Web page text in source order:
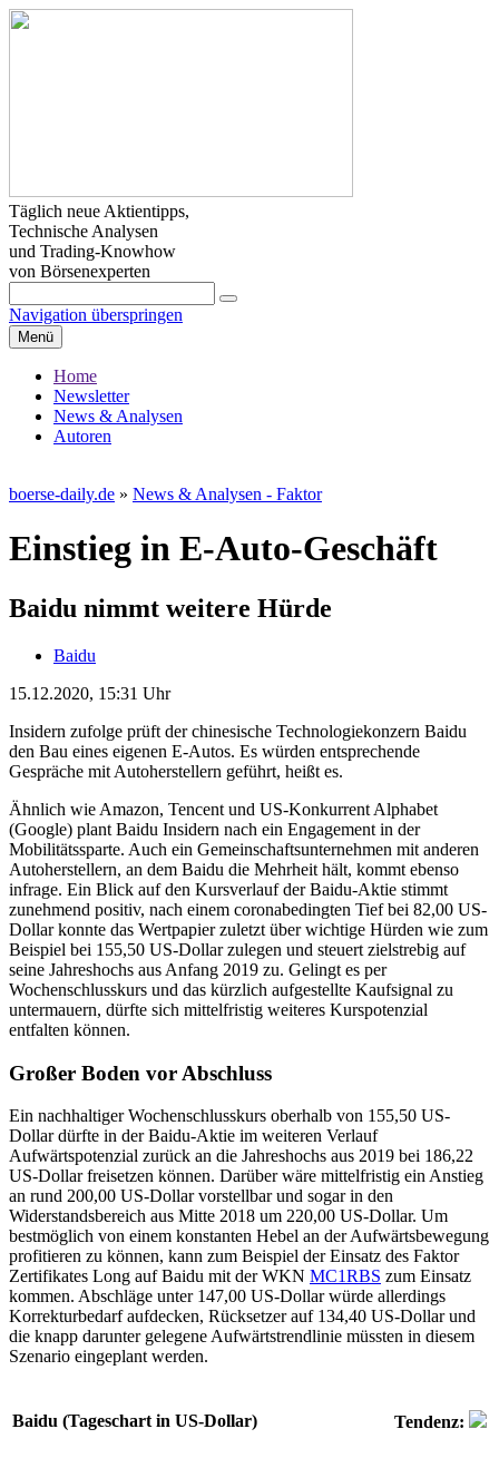
Täglich neue Aktientipps,
Technische Analysen
und Trading-Knowhow
von Börsenexperten
Navigation überspringen
Menü
Home
Newsletter
News & Analysen
Autoren
boerse-daily.de » News & Analysen - Faktor
Einstieg in E-Auto-Geschäft
Baidu nimmt weitere Hürde
Baidu
15.12.2020, 15:31 Uhr
Insidern zufolge prüft der chinesische Technologiekonzern Baidu
den Bau eines eigenen E-Autos. Es würden entsprechende
Gespräche mit Autoherstellern geführt, heißt es.
Ähnlich wie Amazon, Tencent und US-Konkurrent Alphabet
(Google) plant Baidu Insidern nach ein Engagement in der
Mobilitätssparte. Auch ein Gemeinschaftsunternehmen mit anderen
Autoherstellern, an dem Baidu die Mehrheit hält, kommt ebenso
infrage. Ein Blick auf den Kursverlauf der Baidu-Aktie stimmt
zunehmend positiv, nach einem coronabedingten Tief bei 82,00 US-
Dollar konnte das Wertpapier zuletzt über wichtige Hürden wie zum
Beispiel bei 155,50 US-Dollar zulegen und steuert zielstrebig auf
seine Jahreshochs aus Anfang 2019 zu. Gelingt es per
Wochenschlusskurs und das kürzlich aufgestellte Kaufsignal zu
untermauern, dürfte sich mittelfristig weiteres Kurspotenzial
entfalten können.
Großer Boden vor Abschluss
Ein nachhaltiger Wochenschlusskurs oberhalb von 155,50 US-
Dollar dürfte in der Baidu-Aktie im weiteren Verlauf
Aufwärtspotenzial zurück an die Jahreshochs aus 2019 bei 186,22
US-Dollar freisetzen können. Darüber wäre mittelfristig ein Anstieg
an rund 200,00 US-Dollar vorstellbar und sogar in den
Widerstandsbereich aus Mitte 2018 um 220,00 US-Dollar. Um
bestmöglich von einem konstanten Hebel an der Aufwärtsbewegung
profitieren zu können, kann zum Beispiel der Einsatz des Faktor
Zertifikates Long auf Baidu mit der WKN MC1RBS zum Einsatz
kommen. Abschläge unter 147,00 US-Dollar würde allerdings
Korrekturbedarf aufdecken, Rücksetzer auf 134,40 US-Dollar und
die knapp darunter gelegene Aufwärtstrendlinie müssten in diesem
Szenario eingeplant werden.
Baidu (Tageschart in US-Dollar) Tendenz: